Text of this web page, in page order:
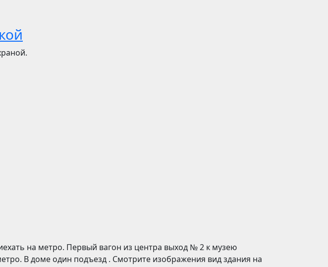
на метро. Первый вагон из центра выход № 2 к музею
В доме один подъезд . Смотрите изображения вид здания на